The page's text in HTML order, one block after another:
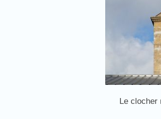
Le clocher